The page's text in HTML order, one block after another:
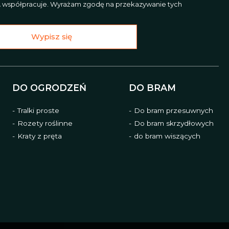
DO OGRODZEŃ
Tralki proste
Rozety roślinne
Kraty z pręta
DO BRAM
Do bram przesuwnych
Do bram skrzydłowych
do bram wiszących
współpracuje. Wyrażam zgodę na przekazywanie tych
Wypisz się